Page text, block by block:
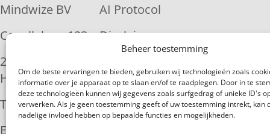
Beheer toestemming
Om de beste ervaringen te bieden, gebruiken wij technologieën zoals
informatie over je apparaat op te slaan en/of te raadplegen. Door in te
deze technologieën kunnen wij gegevens zoals surfgedrag of unieke ID's
verwerken. Als je geen toestemming geeft of uw toestemming intrekt, kan
nadelige invloed hebben op bepaalde functies en mogelijkheden.
Mindwize BV
Capellalaan 123
2132 JM
Hoofddorp
Tel: 023-567 7000
E-mail:
AI Protocol
Disclaimer
statement
Copyright